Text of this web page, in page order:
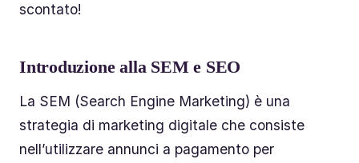
scontato!
Introduzione alla SEM e SEO
La SEM (Search Engine Marketing) è una
strategia di marketing digitale che consiste
nell’utilizzare annunci a pagamento per